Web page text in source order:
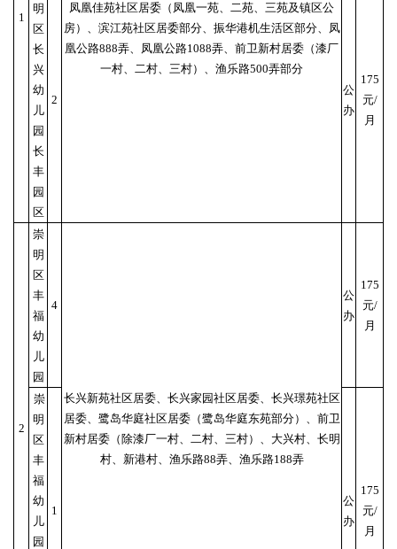
1
凤凰佳苑社区居委（凤凰一苑、二苑、三苑及镇区公
房）、滨江苑社区居委部分、振华港机生活区部分、凤
凰公路888弄、凤凰公路1088弄、前卫新村居委（漆厂
一村、二村、三村）、渔乐路500弄部分
明
区
长
兴
幼
儿
园
长
丰
园
区
2
公
办
175
元/
月
2
崇
明
区
丰
福
幼
儿
园
4
长兴新苑社区居委、长兴家园社区居委、长兴璟苑社区
居委、鹭岛华庭社区居委（鹭岛华庭东苑部分）、前卫
新村居委（除漆厂一村、二村、三村）、大兴村、长明
村、新港村、渔乐路88弄、渔乐路188弄
公
办
175
元/
月
崇
明
区
丰
福
幼
儿
园
1
公
办
175
元/
月